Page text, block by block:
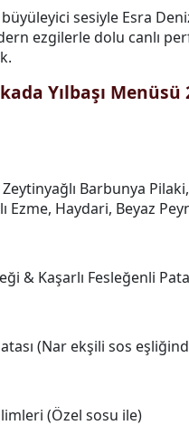
sesiyle Esra
ezgilerle dolu canlı
Yılbaşı Menüsü
Barbunya
Ezme, Haydari, Beyaz
& Kaşarlı Fesleğenli
(Nar ekşili sos
(Özel sosu ile)